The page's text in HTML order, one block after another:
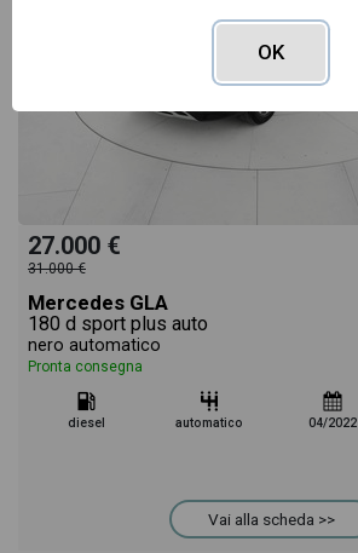
27.000 €
31.000 €
Mercedes GLA
180 d sport plus auto
nero automatico
Pronta consegna
diesel automatico 04/2022
Vai alla scheda >>
OK